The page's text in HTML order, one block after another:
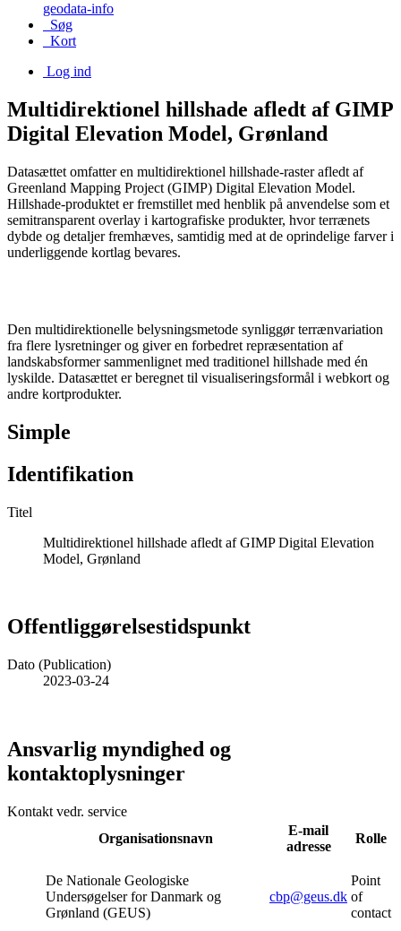
geodata-info
Søg
Kort
Log ind
Multidirektionel hillshade afledt af GIMP
Digital Elevation Model, Grønland
Datasættet omfatter en multidirektionel hillshade-raster afledt af
Greenland Mapping Project (GIMP) Digital Elevation Model.
Hillshade-produktet er fremstillet med henblik på anvendelse som et
semitransparent overlay i kartografiske produkter, hvor terrænets
dybde og detaljer fremhæves, samtidig med at de oprindelige farver i
underliggende kortlag bevares.
Den multidirektionelle belysningsmetode synliggør terrænvariation
fra flere lysretninger og giver en forbedret repræsentation af
landskabsformer sammenlignet med traditionel hillshade med én
lyskilde. Datasættet er beregnet til visualiseringsformål i webkort og
andre kortprodukter.
Simple
Identifikation
Titel
Multidirektionel hillshade afledt af GIMP Digital Elevation
Model, Grønland
Offentliggørelsestidspunkt
Dato (Publication)
2023-03-24
Ansvarlig myndighed og
kontaktoplysninger
Kontakt vedr. service
Organisationsnavn
E-mail
adresse
Rolle
De Nationale Geologiske
Undersøgelser for Danmark og
Grønland (GEUS)
cbp@geus.dk
Point
of
contact